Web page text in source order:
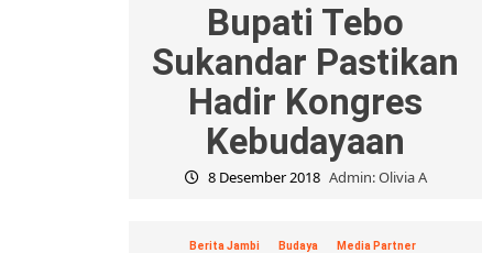
Bupati Tebo
Sukandar Pastikan
Hadir Kongres
Kebudayaan
8 Desember 2018 Admin: Olivia A
Berita Jambi Budaya Media Partner